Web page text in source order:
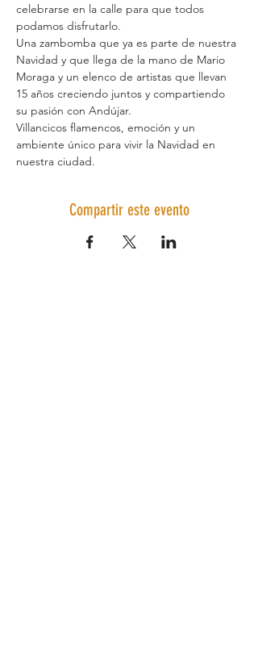
celebrarse en la calle para que todos
podamos disfrutarlo.
Una zambomba que ya es parte de nuestra
Navidad y que llega de la mano de Mario
Moraga y un elenco de artistas que llevan
15 años creciendo juntos y compartiendo
su pasión con Andújar.
Villancicos flamencos, emoción y un
ambiente único para vivir la Navidad en
nuestra ciudad.
Compartir este evento